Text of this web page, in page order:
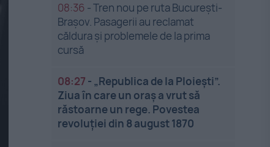
08:36 -Tren nou pe ruta București-
Brașov. Pasagerii au reclamat
căldura și problemele de la prima
cursă
08:27 - „Republica de la Ploiești”.
Ziua în care un oraș a vrut să
răstoarne un rege. Povestea
revoluției din 8 august 1870